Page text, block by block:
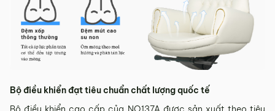
Bộ điều khiển đạt tiêu chuẩn chất lượng quốc tế